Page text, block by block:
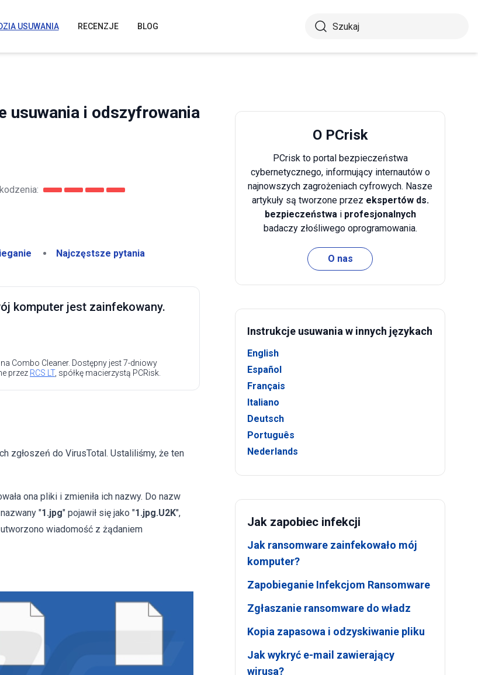
USUWANIA RECENZJE BLOG
usuwania i odszyfrowania
Najczęstsze pytania
komputer jest zainfekowany.
Combo Cleaner. Dostępny jest 7-dniowy
przez RCS LT, spółkę macierzystą PCRisk.
zgłoszeń do VirusTotal. Ustaliliśmy, że ten
ona pliki i zmieniła ich nazwy. Do nazw
"1.jpg" pojawił się jako "1.jpg.U2K",
wiadomość z żądaniem
O PCrisk
PCrisk to portal bezpieczeństwa
cybernetycznego, informujący internautów o
najnowszych zagrożeniach cyfrowych. Nasze
artykuły są tworzone przez ekspertów ds.
bezpieczeństwai profesjonalnych
badaczy złośliwego oprogramowania.
O nas
Instrukcje usuwania w innych językach
English
Español
Français
Italiano
Deutsch
Português
Nederlands
Jak zapobiec infekcji
Jak ransomware zainfekowało mój
komputer?
Zapobieganie Infekcjom Ransomware
Zgłaszanie ransomware do władz
Kopia zapasowa i odzyskiwanie pliku
Jak wykryć e-mail zawierający
wirusa?